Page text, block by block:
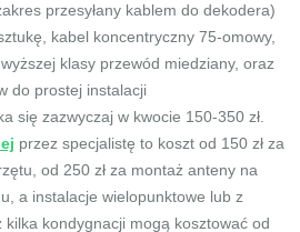
przesyłany kablem do dekodera)
kabel koncentryczny 75-omowy,
klasy przewód miedziany, oraz
do prostej instalacji
się zazwyczaj w kwocie 150-350 zł.
przez specjalistę to koszt od 150 zł za
od 250 zł za montaż anteny na
a instalacje wielopunktowe lub z
kondygnacji mogą kosztować od